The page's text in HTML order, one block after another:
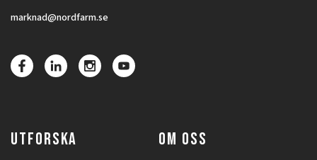
marknad@nordfarm.se
UTFORSKA OM OSS